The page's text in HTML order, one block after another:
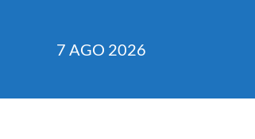
7 AGO 2026